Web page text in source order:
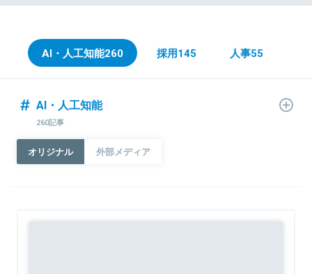
AI・人工知能260 採用145 人事55
AI・人工知能
260記事
オリジナル 外部メディア